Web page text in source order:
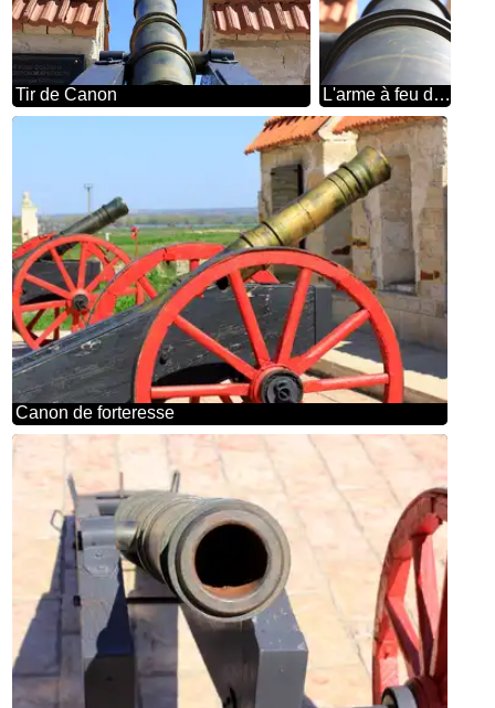
Tir de Canon L'arme à feu dans le ciel
Canon de forteresse